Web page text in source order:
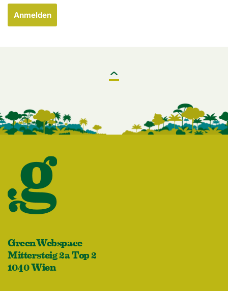
Anmelden
GreenWebspace
Mittersteig 2a Top 2
1040 Wien